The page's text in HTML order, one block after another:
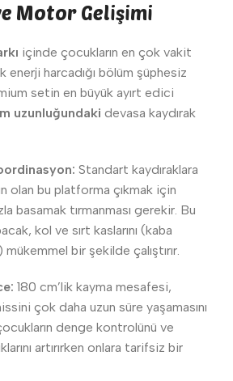
Motor Gelişimi
içinde çocukların en çok vakit
harcadığı bölüm şüphesiz
setin en büyük ayırt edici
uzunluğundaki devasa kaydırak
Standart kaydıraklara
olan bu platforma çıkmak için
basamak tırmanması gerekir. Bu
kol ve sırt kaslarını (kaba
bir şekilde çalıştırır.
180 cm’lik kayma mesafesi,
çok daha uzun süre yaşamasını
denge kontrolünü ve
artırırken onlara tarifsiz bir